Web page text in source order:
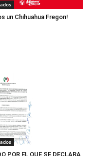
un Chihuahua Fregon!
POR EL QUE SE DECLARA